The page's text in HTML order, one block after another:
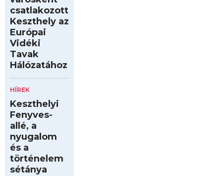
csatlakozott
Keszthely az
Európai
Vidéki
Tavak
Hálózatához
HÍREK
Keszthelyi
Fenyves-
allé, a
nyugalom
és a
történelem
sétánya